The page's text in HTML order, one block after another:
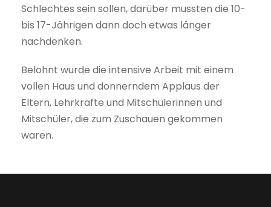
Schlechtes sein sollen, darüber mussten die 10-
bis 17-Jährigen dann doch etwas länger
nachdenken.
Belohnt wurde die intensive Arbeit mit einem
vollen Haus und donnerndem Applaus der
Eltern, Lehrkräfte und Mitschülerinnen und
Mitschüler, die zum Zuschauen gekommen
waren.